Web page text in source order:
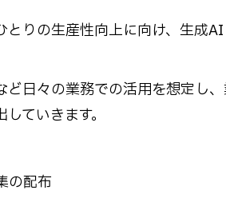
りの生産性向上に向け、生成
日々の業務での活用を想定し
ていきます。
の配布